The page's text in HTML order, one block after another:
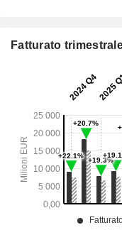
Fatturato